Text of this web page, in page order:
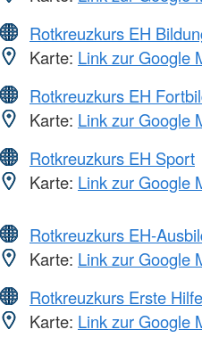
Rotkreuzkurs EH
Karte: Link zur Google
Rotkreuzkurs EH
Karte: Link zur Google
Rotkreuzkurs EH Sport
Karte: Link zur Google
Rotkreuzkurs EH-
Karte: Link zur Google
Rotkreuzkurs Erste Hilfe
Karte: Link zur Google